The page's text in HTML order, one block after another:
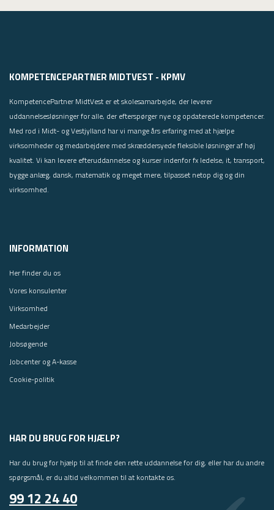
KOMPETENCEPARTNER MIDTVEST - KPMV
KompetencePartner MidtVest er et skolesamarbejde, der leverer
uddannelsesløsninger for alle, der efterspørger nye og opdaterede kompetencer.
Med rod i Midt- og Vestjylland har vi mange års erfaring med at hjælpe
virksomheder og medarbejdere med skræddersyede fleksible løsninger af høj
kvalitet. Vi kan levere efteruddannelse og kurser indenfor fx ledelse, it, transport,
bygge anlæg, dansk, matematik og meget mere, tilpasset netop dig og din
virksomhed.
INFORMATION
Her finder du os
Vores konsulenter
Virksomhed
Medarbejder
Jobsøgende
Jobcenter og A-kasse
Cookie-politik
HAR DU BRUG FOR HJÆLP?
Har du brug for hjælp til at finde den rette uddannelse for dig, eller har du andre
spørgsmål, er du altid velkommen til at kontakte os.
99 12 24 40